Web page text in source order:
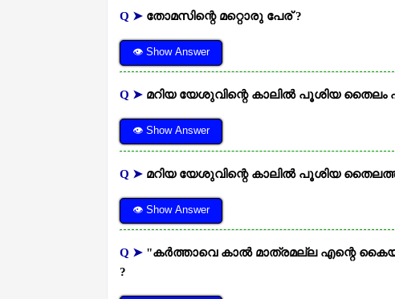
Q ➤ തോമസിന്റെ മറ്റൊരു പേര് ?
👁 Show Answer
Q ➤ മറിയ യേശുവിന്റെ കാലില്‍ പൂശിയ തൈലം
👁 Show Answer
Q ➤ മറിയ യേശുവിന്റെ കാലില്‍ പൂശിയ
👁 Show Answer
Q ➤ "കര്‍ത്താവെ കാല്‍ മാത്രമല്ല എന്റെ
?